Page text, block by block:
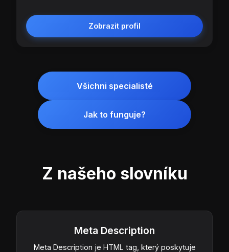
Zobrazit profil
Všichni specialisté
Jak to funguje?
Z našeho slovníku
Meta Description
Meta Description je HTML tag, který poskytuje